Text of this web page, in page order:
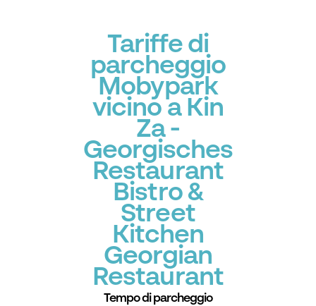
Tariffe di
parcheggio
Mobypark
vicino a Kin
Za -
Georgisches
Restaurant
Bistro &
Street
Kitchen
Georgian
Restaurant
Tempo di parcheggio